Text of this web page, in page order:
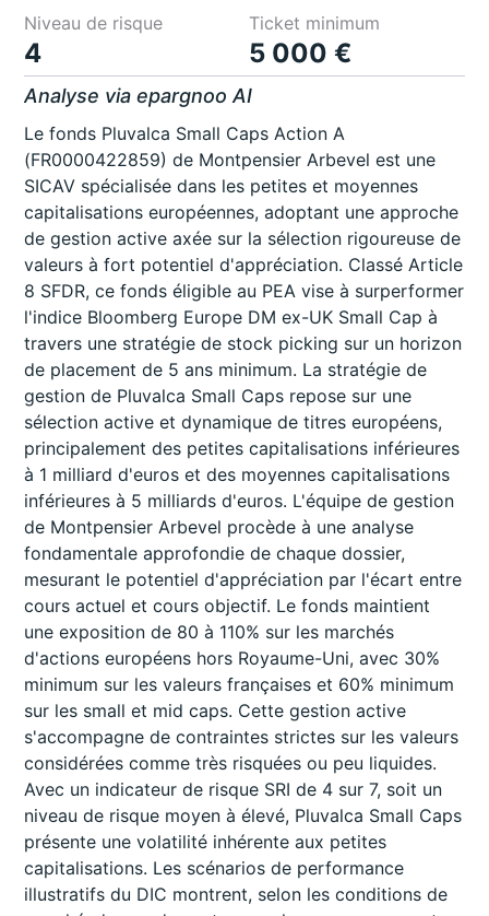
Niveau de risque
4
Ticket minimum
5 000 €
Analyse via epargnoo AI
Le fonds Pluvalca Small Caps Action A
(FR0000422859) de Montpensier Arbevel est une
SICAV spécialisée dans les petites et moyennes
capitalisations européennes, adoptant une approche
de gestion active axée sur la sélection rigoureuse de
valeurs à fort potentiel d'appréciation. Classé Article
8 SFDR, ce fonds éligible au PEA vise à surperformer
l'indice Bloomberg Europe DM ex-UK Small Cap à
travers une stratégie de stock picking sur un horizon
de placement de 5 ans minimum. La stratégie de
gestion de Pluvalca Small Caps repose sur une
sélection active et dynamique de titres européens,
principalement des petites capitalisations inférieures
à 1 milliard d'euros et des moyennes capitalisations
inférieures à 5 milliards d'euros. L'équipe de gestion
de Montpensier Arbevel procède à une analyse
fondamentale approfondie de chaque dossier,
mesurant le potentiel d'appréciation par l'écart entre
cours actuel et cours objectif. Le fonds maintient
une exposition de 80 à 110% sur les marchés
d'actions européens hors Royaume-Uni, avec 30%
minimum sur les valeurs françaises et 60% minimum
sur les small et mid caps. Cette gestion active
s'accompagne de contraintes strictes sur les valeurs
considérées comme très risquées ou peu liquides.
Avec un indicateur de risque SRI de 4 sur 7, soit un
niveau de risque moyen à élevé, Pluvalca Small Caps
présente une volatilité inhérente aux petites
capitalisations. Les scénarios de performance
illustratifs du DIC montrent, selon les conditions de